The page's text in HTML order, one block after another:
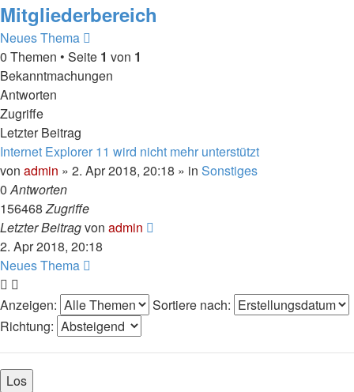
Mitgliederbereich
Neues Thema
0 Themen • Seite 1 von 1
Bekanntmachungen
Antworten
Zugriffe
Letzter Beitrag
Internet Explorer 11 wird nicht mehr unterstützt
von admin » 2. Apr 2018, 20:18 » in Sonstiges
0Antworten
156468Zugriffe
Letzter Beitragvon admin
2. Apr 2018, 20:18
Neues Thema
Anzeigen:
Sortiere nach:
Richtung: